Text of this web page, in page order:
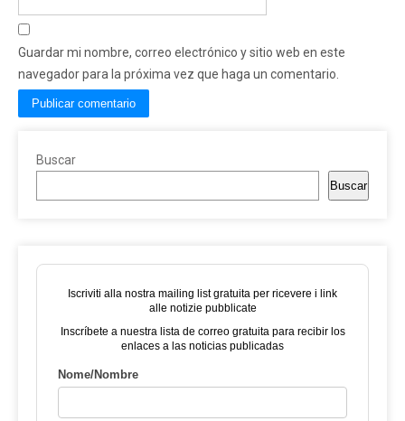
Guardar mi nombre, correo electrónico y sitio web en este
navegador para la próxima vez que haga un comentario.
Buscar
Buscar
Iscriviti alla nostra mailing list gratuita per ricevere i link
alle notizie pubblicate
Inscríbete a nuestra lista de correo gratuita para recibir los
enlaces a las noticias publicadas
Nome/Nombre